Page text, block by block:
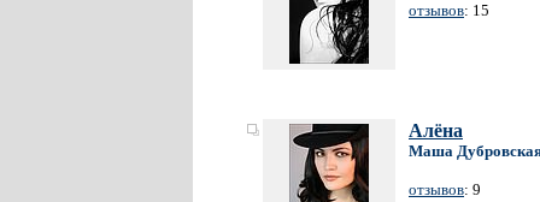
отзывов: 15
Алёна
Маша
отзывов: 9